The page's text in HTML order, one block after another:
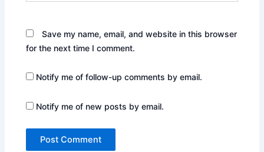
Save my name, email, and website in this browser
for the next time I comment.
Notify me of follow-up comments by email.
Notify me of new posts by email.